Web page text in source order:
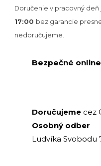
Doručenie v pracovný
17:00 bez garancie
nedoručujeme.
Bezpečné
Doručujeme cez
Osobný odber
Ludvíka Svobodu